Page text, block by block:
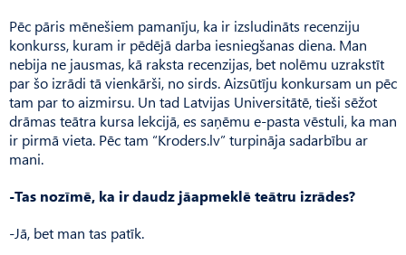
Pēc pāris mēnešiem pamanīju, ka ir izsludināts recenziju
konkurss, kuram ir pēdējā darba iesniegšanas diena. Man
nebija ne jausmas, kā raksta recenzijas, bet nolēmu uzrakstīt
par šo izrādi tā vienkārši, no sirds. Aizsū­tīju konkursam un pēc
tam par to aizmirsu. Un tad Latvijas Universitātē, tieši sēžot
drāmas teātra kursa lekcijā, es saņēmu e-pasta vēstuli, ka man
ir pirmā vieta. Pēc tam “Kroders.lv” turpināja sadarbību ar
mani.
-Tas nozīmē, ka ir daudz jāapmeklē teātru izrādes?
-Jā, bet man tas patīk.